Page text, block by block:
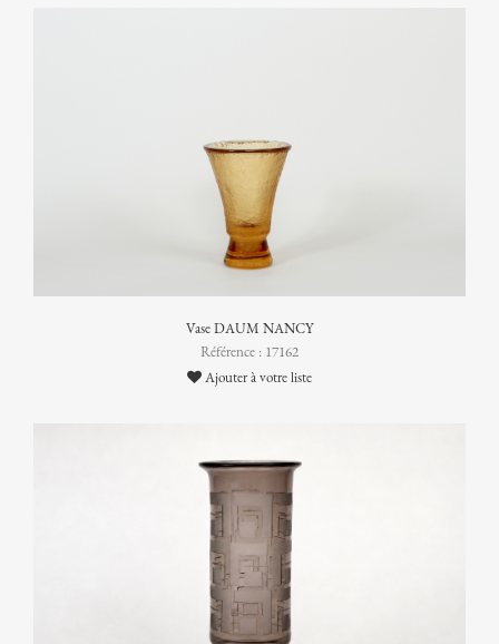
Vase DAUM NANCY
Référence : 17162
Ajouter à votre liste